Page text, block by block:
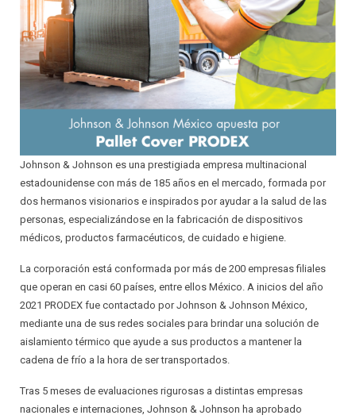
AISLANTES QUE DECORAN
CIELOS SUSPENDIDOS
PAREDES LIVIANAS
SOLUCIONES ACÚSTICAS
PROTECCIÓN PARA PISOS LAMINADOS
PROTECCIÓN PARA ALFOMBRAS
SISTEMAS DE AIRE ACONDICIONADO
JUNTAS DE EXPANSIÓN
AISLANTES DE BURBUJA
PRINCIPALES VENTAJAS ESTRATÉGICAS
RELACIONES COMERCIALES JUSTAS
GARANTÍA
CALIDAD
PROTECCIÓN AL CONSUMIDOR
SATISFACCIÓN AL CLIENTE
RESPALDO TÉCNICO
DISEÑO DE ESTRATEGIAS
DISEÑO DE SOLUCIONES PERSONALIZADAS
INSTALADOR
Johnson & Johnson es una prestigiada empresa multinacional
estadounidense con más de 185 años en el mercado, formada por
dos hermanos visionarios e inspirados por ayudar a la salud de las
personas, especializándose en la fabricación de dispositivos
médicos, productos farmacéuticos, de cuidado e higiene.
La corporación está conformada por más de 200 empresas filiales
que operan en casi 60 países, entre ellos México. A inicios del año
2021 PRODEX fue contactado por Johnson & Johnson México,
mediante una de sus redes sociales para brindar una solución de
aislamiento térmico que ayude a sus productos a mantener la
cadena de frío a la hora de ser transportados.
Tras 5 meses de evaluaciones rigurosas a distintas empresas
nacionales e internaciones, Johnson & Johnson ha aprobado